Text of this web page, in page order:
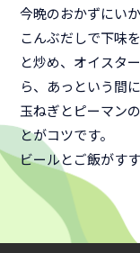
今晩のおかずにい
こんぶだしで下味
と炒め、オイスタ
ら、あっという間
玉ねぎとピーマン
とがコツです。
ビールとご飯がす